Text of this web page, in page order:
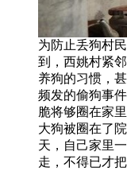
为防止丢狗村
到，西姚村紧
养狗的习惯，
频发的偷狗事
脆将够圈在家
大狗被圈在了
天，自己家里
走，不得已才